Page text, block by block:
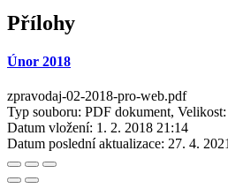
Přílohy
Únor 2018
zpravodaj-02-2018-pro-web.pdf
Typ souboru: PDF dokument,
Datum vložení: 1. 2. 2018 21:14
Datum poslední aktualizace: 27. 4.